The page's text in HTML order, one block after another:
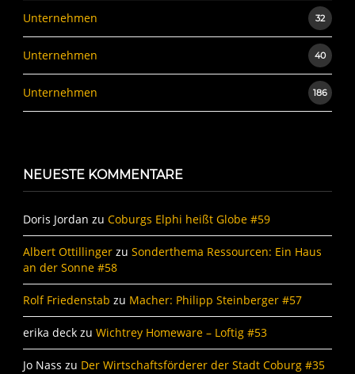
Unternehmen 32
Unternehmen 40
Unternehmen 186
NEUESTE KOMMENTARE
Doris Jordan zu Coburgs Elphi heißt Globe #59
Albert Ottillinger zu Sonderthema Ressourcen: Ein Haus
an der Sonne #58
Rolf Friedenstab zu Macher: Philipp Steinberger #57
erika deck zu Wichtrey Homeware – Loftig #53
Jo Nass zu Der Wirtschaftsförderer der Stadt Coburg #35